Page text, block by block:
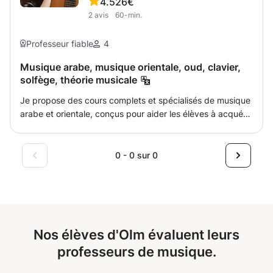
2 avis 60-min.
Professeur fiable 4
Musique arabe, musique orientale, oud, clavier,
solfège, théorie musicale
Je propose des cours complets et spécialisés de musique
arabe et orientale, conçus pour aider les élèves à acquérir
adaptée au niveau, au parcours et aux objectifs
personnels de chaque élève. Le contenu des cours: 🎵
rythmique (taqasim) Interprétation de morceaux
traditionnels et de chansons arabes choisies Développer
une expression musicale orientale authentique 🎹 Clavier
0 - 0 sur 0
Nos élèves d'Olm évaluent leurs
professeurs de musique.